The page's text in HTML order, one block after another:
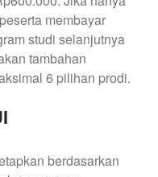
membayar
studi selanjutnya
tambahan
6 pilihan prodi.
berdasarkan